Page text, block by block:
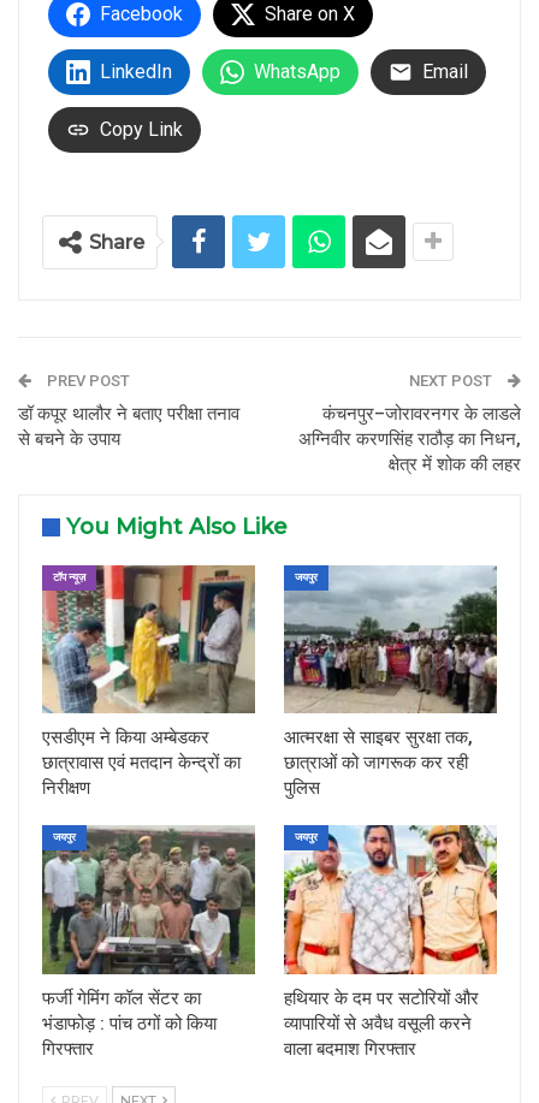
Facebook Share on X
LinkedIn WhatsApp Email
Copy Link
Share
PREV POST
डॉ कपूर थालौर ने बताए परीक्षा तनाव
से बचने के उपाय
NEXT POST
कंचनपुर–जोरावरनगर के लाडले
अग्निवीर करणसिंह राठौड़ का निधन,
क्षेत्र में शोक की लहर
You Might Also Like
टॉप न्यूज़
एसडीएम ने किया अम्बेडकर
छात्रावास एवं मतदान केन्द्रों का
निरीक्षण
जयपुर
आत्मरक्षा से साइबर सुरक्षा तक,
छात्राओं को जागरूक कर रही
पुलिस
जयपुर
फर्जी गेमिंग कॉल सेंटर का
भंडाफोड़ : पांच ठगों को किया
गिरफ्तार
जयपुर
हथियार के दम पर सटोरियों और
व्यापारियों से अवैध वसूली करने
वाला बदमाश गिरफ्तार